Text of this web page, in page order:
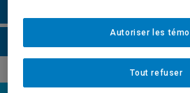
Tout refuser
Autoriser les